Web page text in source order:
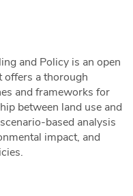
and Policy is an open
offers a thorough
and frameworks for
between land use and
based analysis
impact, and